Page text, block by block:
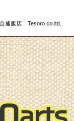
通販店 Tesoro co.ltd.